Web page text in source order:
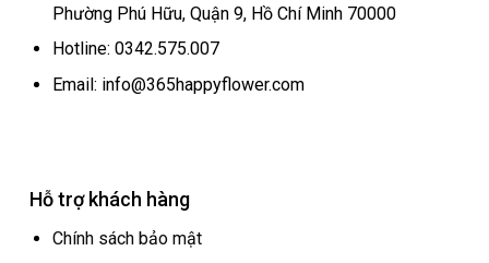
Phường Phú Hữu, Quận 9, Hồ Chí Minh 70000
Hotline: 0342.575.007
Email: info@365happyflower.com
Hỗ trợ khách hàng
Chính sách bảo mật